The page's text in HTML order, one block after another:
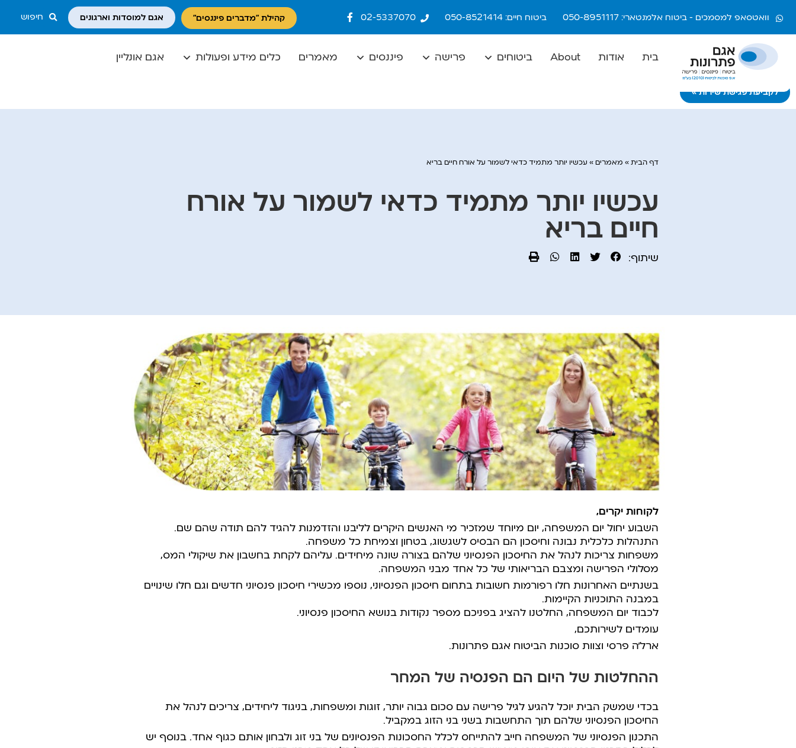
וואטסאפ למסמכים - ביטוח אלמנטארי: 050-8951117 ביטוח חיים: 050-8521414 02-5337070 קהילת "מדברים פיננסים" אגם למוסדות וארגונים חיפוש
בית אודות About ביטוחים פרישה פיננסים מאמרים כלים מידע ופעולות אגם אונליין
לקביעת פגישת שירות >>>
דף הבית » מאמרים » עכשיו יותר מתמיד כדאי לשמור על אורח חיים בריא
עכשיו יותר מתמיד כדאי לשמור על אורח
חיים בריא
שיתוף:
לקוחות יקרים,
השבוע יחול יום המשפחה, יום מיוחד שמזכיר מי האנשים היקרים לליבנו והזדמנות להגיד להם תודה שהם שם.
התנהלות כלכלית נבונה וחיסכון הם הבסיס לשגשוג, בטחון וצמיחת כל משפחה.
משפחות צריכות לנהל את החיסכון הפנסיוני שלהם בצורה שונה מיחידים. עליהם לקחת בחשבון את שיקולי המס,
מסלולי הפרישה ומצבם הבריאותי של כל אחד מבני המשפחה.
בשנתיים האחרונות חלו רפורמות חשובות בתחום חיסכון הפנסיוני, נוספו מכשירי חיסכון פנסיוני חדשים וגם חלו שינויים
במבנה התוכניות הקיימות.
לכבוד יום המשפחה, החלטנו להציג בפניכם מספר נקודות בנושא החיסכון פנסיוני.
עומדים לשירותכם,
ארל’ה פרסי וצוות סוכנות הביטוח אגם פתרונות.
ההחלטות של היום הם הפנסיה של המחר
בכדי שמשק הבית יוכל להגיע לגיל פרישה עם סכום גבוה יותר, זוגות ומשפחות, בניגוד ליחידים, צריכים לנהל את
החיסכון הפנסיוני שלהם תוך התחשבות בשני בני הזוג במקביל.
התכנון הפנסיוני של המשפחה חייב להתייחס לכלל החסכונות הפנסיונים של בני זוג ולבחון אותם כגוף אחד. בנוסף יש